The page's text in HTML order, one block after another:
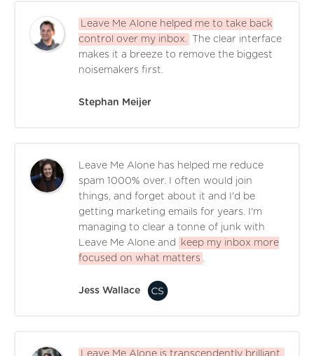
Leave Me Alone helped me to take back
control over my inbox.
The clear interface
makes it a breeze to remove the biggest
noisemakers first.
Stephan Meijer
Leave Me Alone has helped me reduce
spam 1000% over. I often would join
things, and forget about it and I'd be
getting marketing emails for years. I'm
managing to clear a tonne of junk with
Leave Me Alone and
keep my inbox more
focused on what matters .
Jess Wallace
Leave Me Alone is transcendently brilliant.